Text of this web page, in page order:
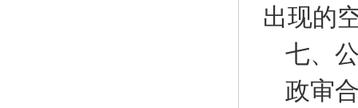
出现的
七、
政审